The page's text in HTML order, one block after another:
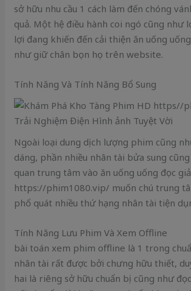
sở hữu nhu cầu 1 cách làm đến chóng
quả. Một hệ điều hành coi ngó cũng như
lợi đang khiến đến cải thiện ăn uống
như giữ chân bọn họ trên website.
Tính Năng Và Tính Năng Bổ Sung
Ngoài loại dung dịch lượng phim cũng
dáng, phần nhiều nhân tài bửa sung
quan trung tâm vào ăn uống uống đọc
https://phim1080.vip/ muốn chú trung
phổ quát nhiều thứ hạng nhân tài tiện
Tính Năng Lưu Phim Và Xem Offline
bài toán xem phim offline là 1 trong
nhân tài rất được bởi chưng hữu thiết,
hai là riêng sở hữu chuẩn bị cũng như